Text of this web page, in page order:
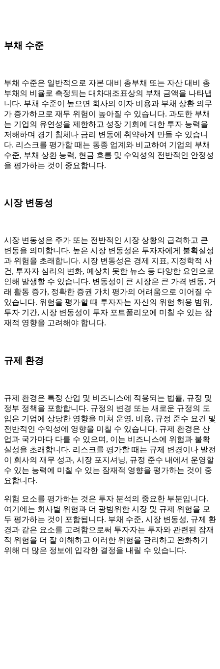
부채 수준
부채 수준은 일반적으로 자본 대비 총부채 또는 자산 대비 총
부채의 비율로 측정되는 대차대조표상의 부채 금액을 나타냅
니다. 부채 수준이 높으면 회사의 이자 비용과 부채 상환 의무
가 증가하므로 재무 위험이 높아질 수 있습니다. 과도한 부채
는 기업의 유연성을 제한하고 성장 기회에 대한 투자 능력을
저해하며 경기 침체나 금리 변동에 취약하게 만들 수 있습니
다. 리스크를 평가할 때는 동종 업계와 비교하여 기업의 부채
수준, 부채 상환 능력, 현금 흐름 및 수익성의 전반적인 안정성
을 평가하는 것이 중요합니다.
시장 변동성
시장 변동성은 주가 또는 전반적인 시장 상황의 급격하고 큰
변동을 의미합니다. 높은 시장 변동성은 투자자에게 불확실성
과 위험을 초래합니다. 시장 변동성은 경제 지표, 지정학적 사
건, 투자자 심리의 변화, 예상치 못한 뉴스 등 다양한 요인으로
인해 발생할 수 있습니다. 변동성이 큰 시장은 큰 가격 변동, 거
래 활동 증가, 정확한 증권 가치 평가의 어려움으로 이어질 수
있습니다. 위험을 평가할 때 투자자는 자신의 위험 허용 범위,
투자 기간, 시장 변동성이 투자 포트폴리오에 미칠 수 있는 잠
재적 영향을 고려해야 합니다.
규제 환경
규제 환경은 특정 산업 및 비즈니스에 적용되는 법률, 규정 및
정부 정책을 포함합니다. 규정의 변경 또는 새로운 규정의 도
입은 기업에 상당한 영향을 미쳐 운영, 비용, 규정 준수 요건 및
전반적인 수익성에 영향을 미칠 수 있습니다. 규제 환경은 산
업과 국가마다 다를 수 있으며, 이는 비즈니스에 위험과 불확
실성을 초래합니다. 리스크를 평가할 때는 규제 변경이나 발전
이 회사의 재무 성과, 시장 포지셔닝, 규정 준수 내에서 운영할
수 있는 능력에 미칠 수 있는 잠재적 영향을 평가하는 것이 중
요합니다.
위험 요소를 평가하는 것은 투자 분석의 중요한 부분입니다.
여기에는 회사별 위험과 더 광범위한 시장 및 규제 위험을 모
두 평가하는 것이 포함됩니다. 부채 수준, 시장 변동성, 규제 환
경과 같은 요소를 고려함으로써 투자자는 투자와 관련된 잠재
적 위험을 더 잘 이해하고 이러한 위험을 관리하고 완화하기
위해 더 많은 정보에 입각한 결정을 내릴 수 있습니다.